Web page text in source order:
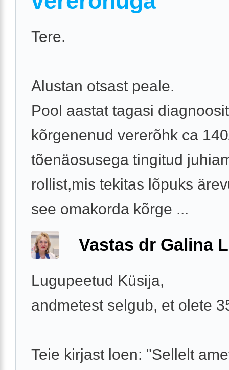
Tere.
Alustan otsast peale.
Pool aastat tagasi
kõrgenenud vererõhk ca
tõenäosusega tingitud
rollist,mis tekitas lõpuks
see omakorda kõrge ...
Vastas dr Galina
Lugupeetud Küsija,
andmetest selgub, et olete
Teie kirjast loen: "Sellelt